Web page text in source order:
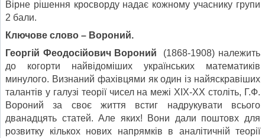
Вірне рішення кросворду надає кожному учаснику групи
2 бали.
Ключове слово – Вороний.
Георгій Феодосійович Вороний (1868-1908) належить
до когорти найвідоміших українських математиків
минулого. Визнаний фахівцями як один із найяскравіших
талантів у галузі теорії чисел на межі ХІХ-ХХ століть, Г.Ф.
Вороний за своє життя встиг надрукувати всього
дванадцять статей. Але яких! Вони дали поштовх для
розвитку кількох нових напрямків в аналітичній теорії